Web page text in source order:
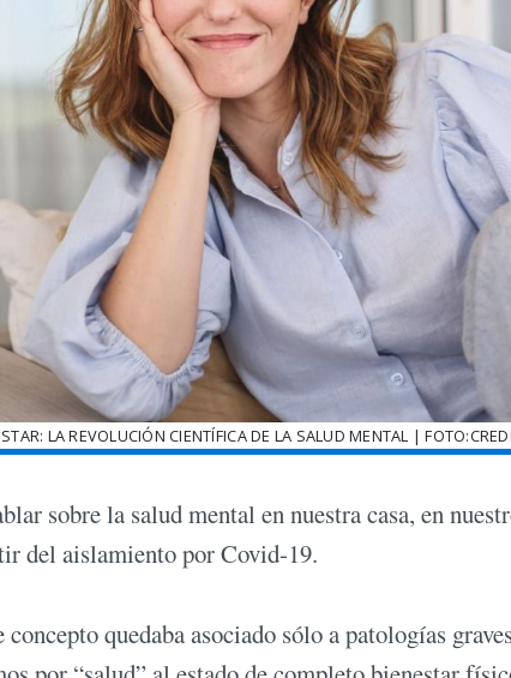
LA REVOLUCIÓN CIENTÍFICA DE LA SALUD MENTAL |
sobre la salud mental en nuestra casa, en
del aislamiento por Covid-19.
quedaba asociado sólo a patologías